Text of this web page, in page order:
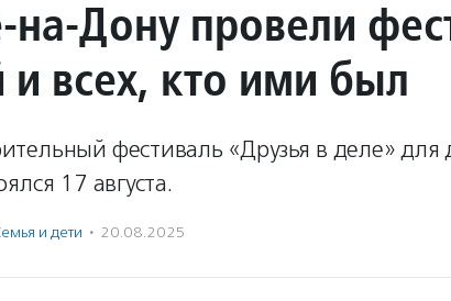
на-Дону провели
и всех, кто ими был
фестиваль «Друзья в деле» для
17 августа.
и дети · 20.08.2025